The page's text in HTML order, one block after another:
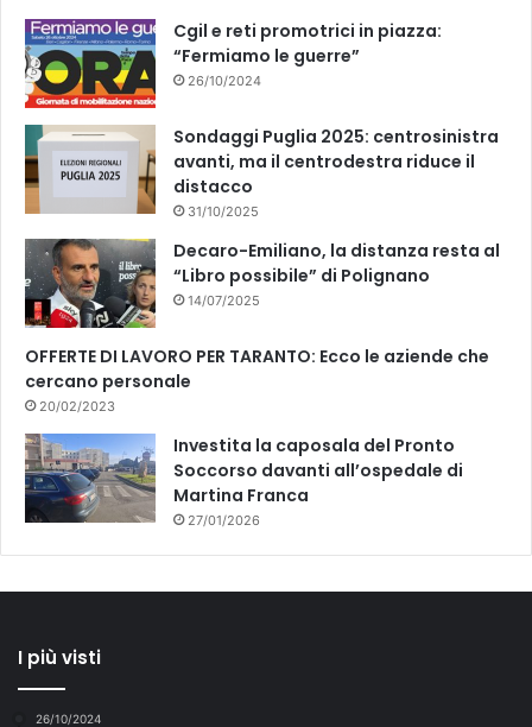
k
Cgil e reti promotrici in piazza:
“Fermiamo le guerre”
26/10/2024
Sondaggi Puglia 2025: centrosinistra
avanti, ma il centrodestra riduce il
distacco
31/10/2025
Decaro-Emiliano, la distanza resta al
“Libro possibile” di Polignano
14/07/2025
OFFERTE DI LAVORO PER TARANTO: Ecco le aziende che
cercano personale
20/02/2023
Investita la caposala del Pronto
Soccorso davanti all’ospedale di
Martina Franca
27/01/2026
I più visti
26/10/2024